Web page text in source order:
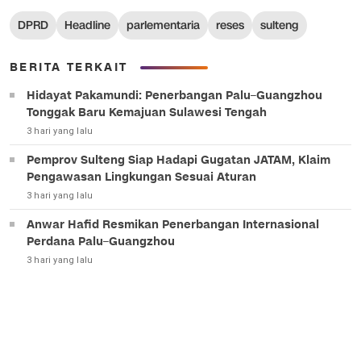
DPRD Headline parlementaria reses sulteng
BERITA TERKAIT
Hidayat Pakamundi: Penerbangan Palu–Guangzhou
Tonggak Baru Kemajuan Sulawesi Tengah
3 hari yang lalu
Pemprov Sulteng Siap Hadapi Gugatan JATAM, Klaim
Pengawasan Lingkungan Sesuai Aturan
3 hari yang lalu
Anwar Hafid Resmikan Penerbangan Internasional
Perdana Palu–Guangzhou
3 hari yang lalu